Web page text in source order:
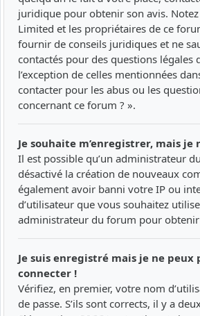
juridique pour obtenir son avis.
Limited et les propriétaires de ce
fournir de conseils juridiques et ne
contactés pour des questions légales
l’exception de celles mentionnées
contacter pour les abus ou les
concernant ce forum ? ».
Je souhaite m’enregistrer, mais je
Il est possible qu’un administrateur
désactivé la création de nouveaux
également avoir banni votre IP ou
d’utilisateur que vous souhaitez
administrateur du forum pour obtenir
Je suis enregistré mais je ne peux
connecter !
Vérifiez, en premier, votre nom
de passe. S’ils sont corrects, il y a